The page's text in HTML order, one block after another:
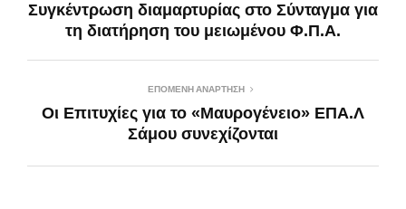
Συγκέντρωση διαμαρτυρίας στο Σύνταγμα για
τη διατήρηση του μειωμένου Φ.Π.Α.
ΕΠΌΜΕΝΗ ΑΝΆΡΤΗΣΗ
Οι Επιτυχίες για το «Μαυρογένειο» ΕΠΑ.Λ
Σάμου συνεχίζονται